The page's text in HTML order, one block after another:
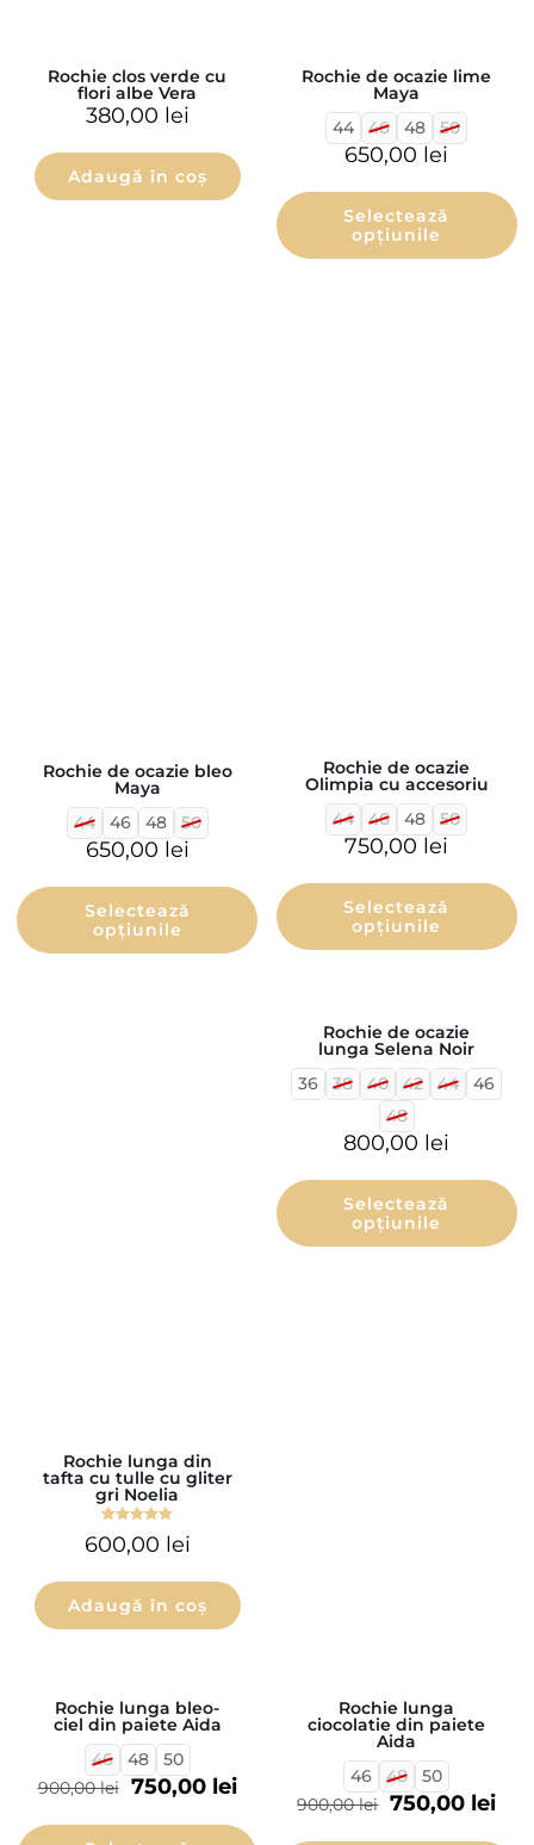
Rochie clos verde cu
flori albe Vera
380,00 lei
Adaugă în coș
Rochie de ocazie lime
Maya
44
46 48 50
650,00 lei
Selectează
opțiunile
Rochie de ocazie bleo
Maya
44
46 48 50
650,00 lei
Selectează
opțiunile
Rochie de ocazie
Olimpia cu accesoriu
44
46 48 50
750,00 lei
Selectează
opțiunile
Rochie lunga din
tafta cu tulle cu gliter
gri Noelia
5.00
din 5
600,00 lei
Adaugă în coș
REDUCERI REDUCERI